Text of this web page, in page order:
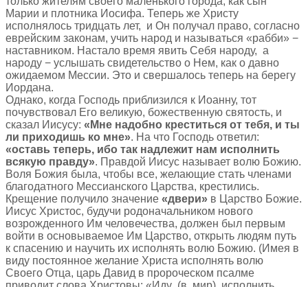
Марии и плотника Иосифа. Теперь же Христу
исполнялось тридцать лет, и Он получал право, согласно
еврейским законам, учить народ и называться «рабби» −
наставником. Настало время явить Себя народу, а
народу − услышать свидетельство о Нем, как о давно
ожидаемом Мессии. Это и свершалось теперь на берегу
Иордана.
Однако, когда Господь приблизился к Иоанну, тот
почувствовал Его великую, божественную святость, и
сказал Иисусу: «Мне надобно креститься от тебя, и ты
ли приходишь ко мне». На что Господь ответил:
«оставь теперь, ибо так надлежит нам исполнить
всякую правду». Правдой Иисус называет волю Божию.
Воля Божия была, чтобы все, желающие стать членами
благодатного Мессианского Царства, крестились.
Крещение получило значение «двери» в Царство Божие.
Иисус Христос, будучи родоначальником нового
возрожденного Им человечества, должен был первым
войти в основываемое Им Царство, открыть людям путь
к спасению и научить их исполнять волю Божию. (Имея в
виду постоянное желание Христа исполнять волю
Своего Отца, царь Давид в пророческом псалме